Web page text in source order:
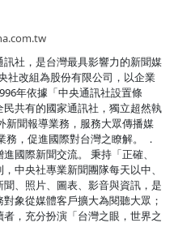
社，是台灣最具影響力的新聞媒
社改組為股份有限公司，以企業
年依據「中央通訊社設置條
共有的國家通訊社，獨立超然執
新聞報導業務，服務大眾傳播媒
，促進國際對台灣之瞭解。 ．
國際新聞交流。 秉持「正確、
中央社專業新聞團隊每天以中、
、照片、圖表、影音與資訊，是
象從媒體客戶擴大為閱聽大眾；
，充分扮演「台灣之眼，世界之